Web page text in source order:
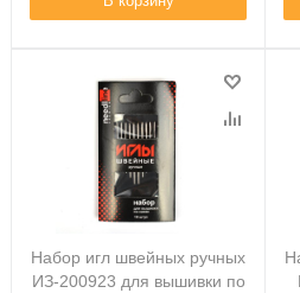
Набор игл швейных ручных
ИЗ-200923 для вышивки по